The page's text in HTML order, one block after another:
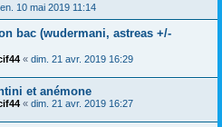
10 mai 2019 11:14
bac (wudermani, astreas +/-
« dim. 21 avr. 2019 16:29
et anémone
« dim. 21 avr. 2019 16:27